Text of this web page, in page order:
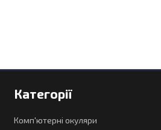
Категорії
Комп'ютерні окуляри